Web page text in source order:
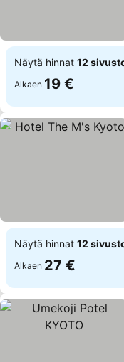
Näytä hinnat 12
Alkaen 19 €
Näytä hinnat 12
Alkaen 27 €